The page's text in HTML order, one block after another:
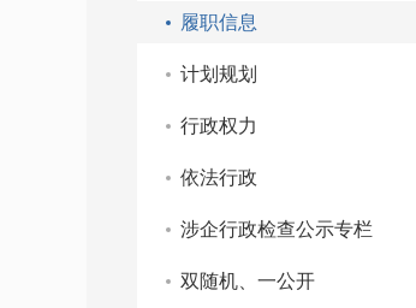
履职信息
计划规划
行政权力
依法行政
涉企行政检查公示专栏
双随机、一公开